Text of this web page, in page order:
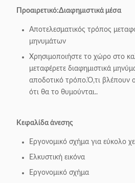
Προαιρετικό:Διαφημιστικά μέσα
Αποτελεσματικός τρόπος
μηνυμάτων
Χρησιμοποιήστε το χώρο στο
μεταφέρετε διαφημιστικά
αποδοτικό τρόπο.Ό,τι βλέπουν
ότι θα το θυμούνται..
Κεφαλίδα άνεσης
Εργονομικό σχήμα για εύκολο
Ελκυστική εικόνα
Εργονομικό σχήμα